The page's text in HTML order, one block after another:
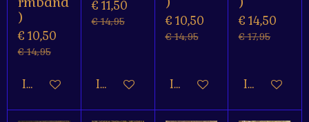
)
€ 10,50
€ 14,95
In winkelwagen
€ 11,50
€ 14,95
In winkelwagen
€ 10,50
€ 14,95
In winkelwagen
€ 14,50
€ 17,95
In